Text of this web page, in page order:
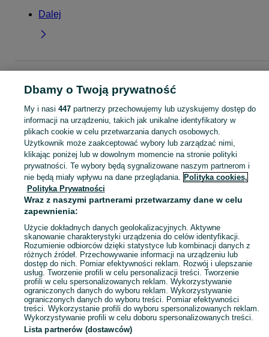
Dalej
albumy - Pomorskie
Poradniki i albumy - Rumia
KATEGORIA
Zobacz
Mapa kategorii
Mapa miejscowości
Mapa ministron
Popularne wyszukiwania
Dbamy o Twoją prywatność
My i nasi 447partnerzy przechowujemy lub uzyskujemy dostęp do
informacji na urządzeniu, takich jak unikalne identyfikatory w
plikach cookie w celu przetwarzania danych osobowych.
Użytkownik może zaakceptować wybory lub zarządzać nimi,
klikając poniżej lub w dowolnym momencie na stronie polityki
prywatności. Te wybory będą sygnalizowane naszym partnerom i
nie będą miały wpływu na dane przeglądania. Polityka cookies,
Polityka Prywatności
Wraz z naszymi partnerami przetwarzamy dane w celu
zapewnienia:
Użycie dokładnych danych geolokalizacyjnych. Aktywne
skanowanie charakterystyki urządzenia do celów identyfikacji.
Rozumienie odbiorców dzięki statystyce lub kombinacji danych z
różnych źródeł. Przechowywanie informacji na urządzeniu lub
dostęp do nich. Pomiar efektywności reklam. Rozwój i ulepszanie
usług. Tworzenie profili w celu personalizacji treści. Tworzenie
profili w celu spersonalizowanych reklam. Wykorzystywanie
ograniczonych danych do wyboru reklam. Wykorzystywanie
ograniczonych danych do wyboru treści. Pomiar efektywności
treści. Wykorzystanie profili do wyboru spersonalizowanych reklam.
Wykorzystywanie profili w celu doboru spersonalizowanych treści.
Lista partnerów (dostawców)